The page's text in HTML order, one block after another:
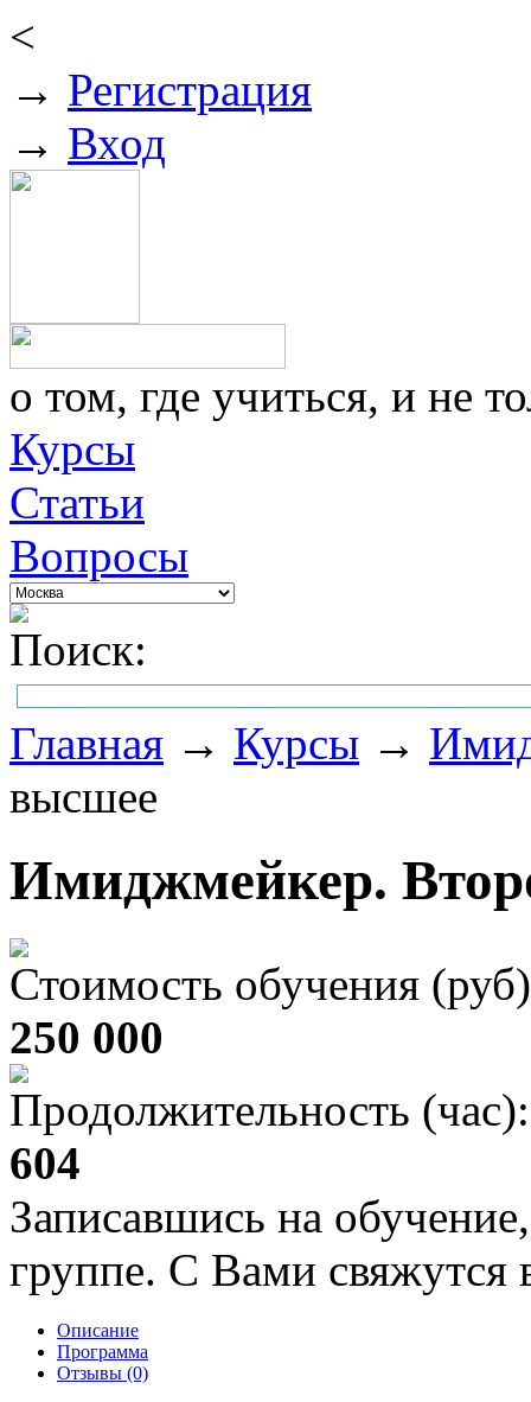
<
→ Регистрация
→ Вход
о том, где учиться, и не
Курсы
Статьи
Вопросы
Поиск:
Главная → Курсы →
высшее
Имиджмейкер.
Стоимость обучения
250 000
Продолжительность (час):
604
Записавшись на
группе. С Вами свяжутся
Описание
Программа
Отзывы (0)